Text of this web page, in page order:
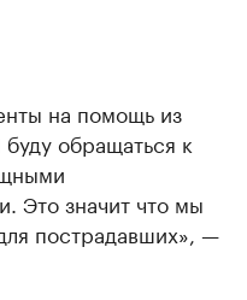
на помощь из
обращаться к
Это значит что мы
пострадавших», —